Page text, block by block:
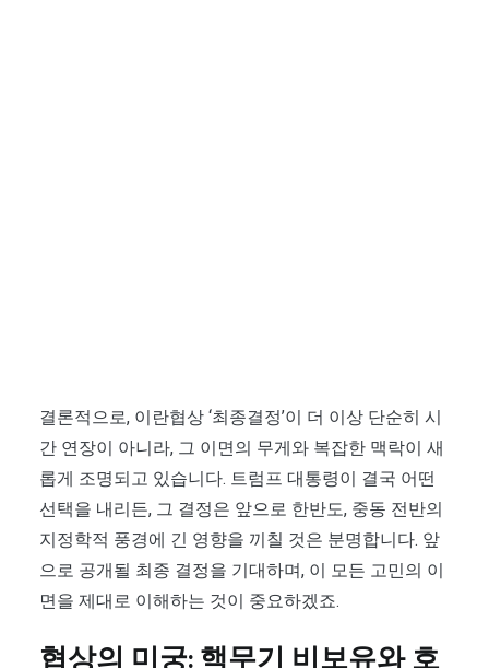
결론적으로, 이란협상 ‘최종결정’이 더 이상 단순히 시
간 연장이 아니라, 그 이면의 무게와 복잡한 맥락이 새
롭게 조명되고 있습니다. 트럼프 대통령이 결국 어떤
선택을 내리든, 그 결정은 앞으로 한반도, 중동 전반의
지정학적 풍경에 긴 영향을 끼칠 것은 분명합니다. 앞
으로 공개될 최종 결정을 기대하며, 이 모든 고민의 이
면을 제대로 이해하는 것이 중요하겠죠.